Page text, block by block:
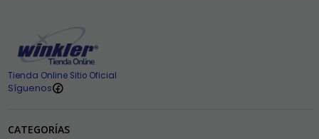
Tienda Online Sitio Oficial
Síguenos
CATEGORÍAS